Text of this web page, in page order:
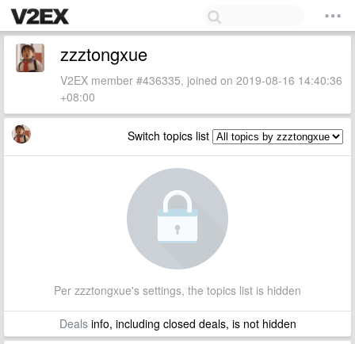
zzztongxue
V2EX member #436335, joined on 2019-08-16 14:40:36
+08:00
Switch topics list
Per zzztongxue's settings, the topics list is hidden
Dealsinfo, including closed deals, is not hidden